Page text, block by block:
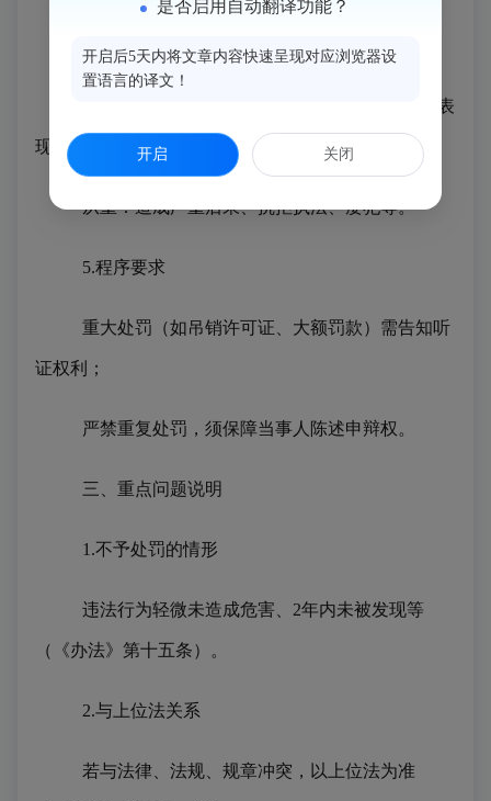
4.从轻/减轻或从重处罚情形
/减轻：主动消除危害、受胁迫违法、立功表
现等；
从重：造成严重后果、抗拒执法、屡犯等。
5.程序要求
重大处罚（如吊销许可证、大额罚款）需告知听
证权利；
严禁重复处罚，须保障当事人陈述申辩权。
三、重点问题说明
1.不予处罚的情形
违法行为轻微未造成危害、 2年内未被发现等
（《办法》第十五条）。
2.与上位法关系
若与法律、法规、规章冲突，以上位法为准
是否启用自动翻译功能？
开启后5天内将文章内容快速呈现对应浏览器设
置语言的译文！
开启 关闭